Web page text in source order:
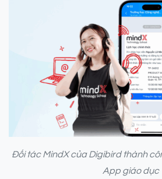
Đối tác MindX của Digibird thành
App giáo dục